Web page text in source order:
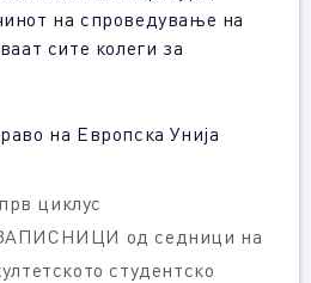
на спроведување на
сите колеги за
на Европска Унија
циклус
од седници на
студентско